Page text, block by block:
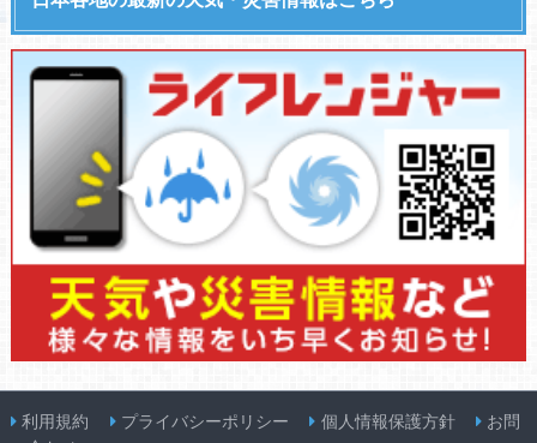
利用規約 プライバシーポリシー 個人情報保護方針
お問